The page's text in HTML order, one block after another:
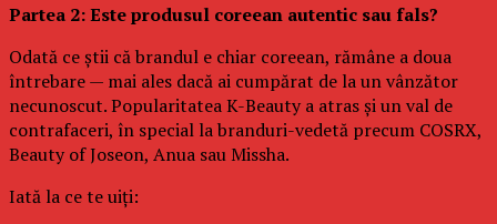
Partea 2: Este produsul coreean autentic sau fals?
Odată ce știi că brandul e chiar coreean, rămâne a doua
întrebare — mai ales dacă ai cumpărat de la un vânzător
necunoscut. Popularitatea K-Beauty a atras și un val de
contrafaceri, în special la branduri-vedetă precum COSRX,
Beauty of Joseon, Anua sau Missha.
Iată la ce te uiți: